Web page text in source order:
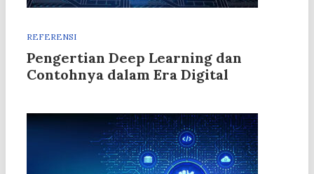
REFERENSI
Pengertian Deep Learning dan
Contohnya dalam Era Digital